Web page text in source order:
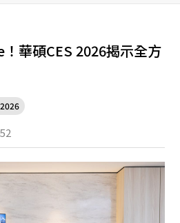
華碩CES 2026揭示全方